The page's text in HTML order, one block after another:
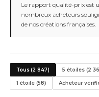
Le rapport qualité-prix est
nombreux acheteurs
de nos créations françaises.
Tous (2 847) 5 étoiles (2
1 étoile (58) Acheteur